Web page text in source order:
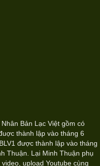
Bản Lạc Việt gồm có
thành lập vào tháng 6
được thành lập vào tháng
Thuận. Lại Minh Thuận phụ
upload Youtube cùng